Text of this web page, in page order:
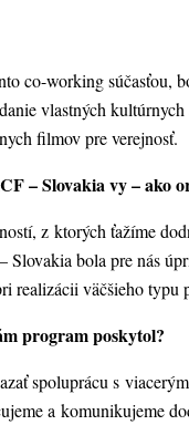
co-working súčasťou,
vlastných
filmov pre verejnosť.
– Slovakia vy – ako
z ktorých ťažíme
bola pre nás
realizácii väčšieho typu
program poskytol?
spoluprácu s
a komunikujeme